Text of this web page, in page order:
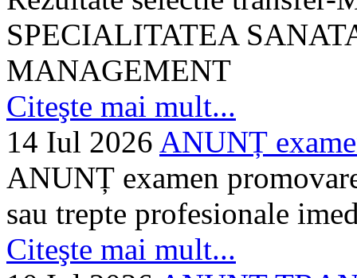
SPECIALITATEA
MANAGEMENT
Citeşte mai mult...
14 Iul 2026 ANUNȚ
ANUNȚ examen
sau trepte profesionale
Citeşte mai mult...